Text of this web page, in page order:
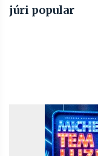
júri popular